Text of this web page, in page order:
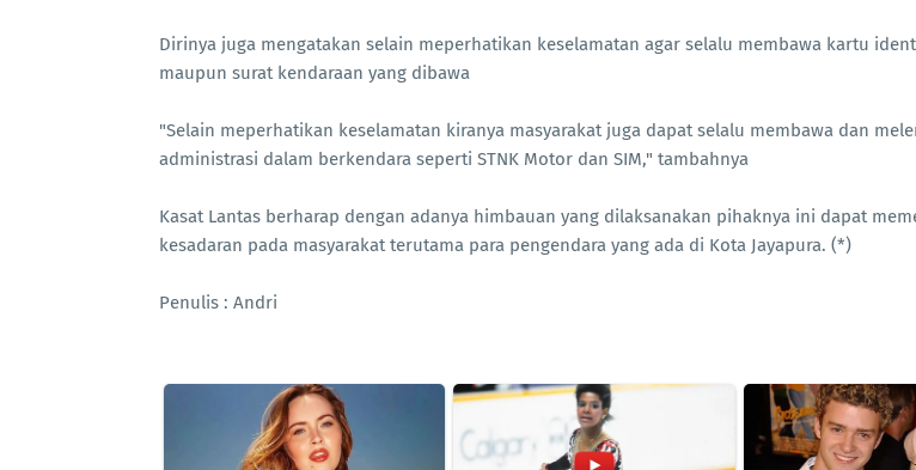
Dirinya juga mengatakan selain meperhatikan keselamatan agar selalu membawa kartu
maupun surat kendaraan yang dibawa
"Selain meperhatikan keselamatan kiranya masyarakat juga dapat selalu membawa dan
administrasi dalam berkendara seperti STNK Motor dan SIM," tambahnya
Kasat Lantas berharap dengan adanya himbauan yang dilaksanakan pihaknya ini dapat
kesadaran pada masyarakat terutama para pengendara yang ada di Kota Jayapura. (*)
Penulis : Andri